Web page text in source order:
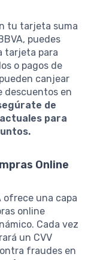
tu tarjeta suma
puedes
tarjeta para
o pagos de
canjear
descuentos en
de
para
Online
ofrece una capa
online
Cada vez
un CVV
fraudes en